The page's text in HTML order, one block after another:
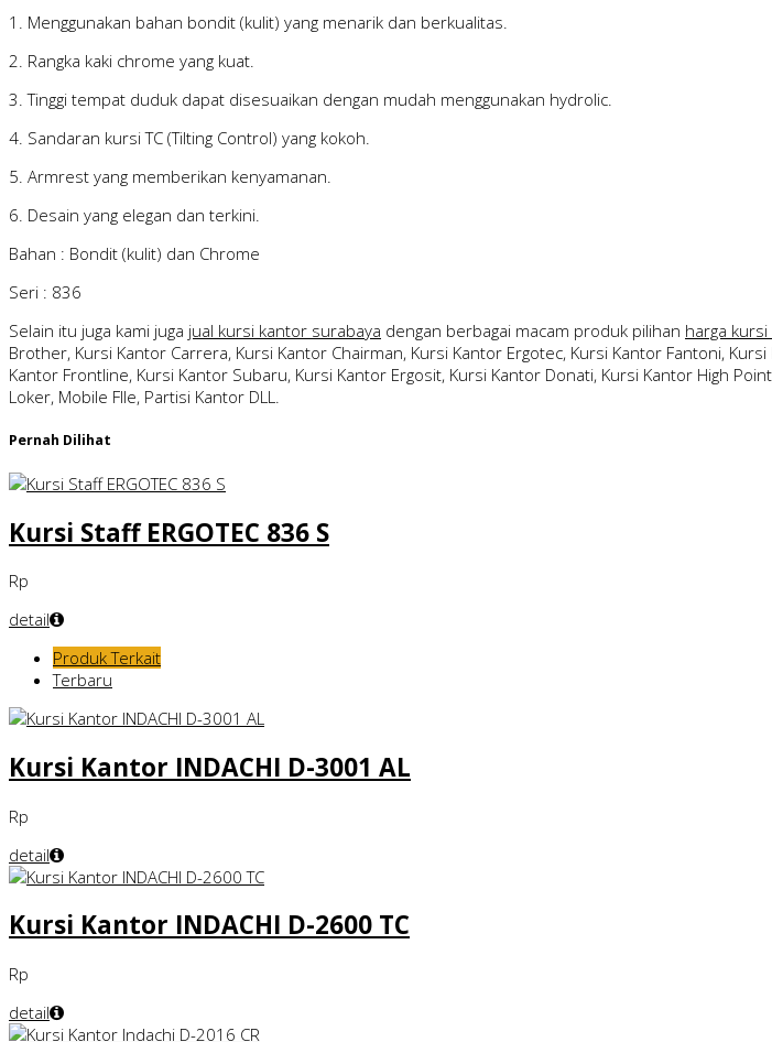
1. Menggunakan bahan bondit (kulit) yang menarik dan berkualitas.
2. Rangka kaki chrome yang kuat.
3. Tinggi tempat duduk dapat disesuaikan dengan mudah menggunakan hydrolic.
4. Sandaran kursi TC (Tilting Control) yang kokoh.
5. Armrest yang memberikan kenyamanan.
6. Desain yang elegan dan terkini.
Bahan : Bondit (kulit) dan Chrome
Seri : 836
Selain itu juga kami juga jual kursi kantor surabaya dengan berbagai macam produk pilihan harga
Brother, Kursi Kantor Carrera, Kursi Kantor Chairman, Kursi Kantor Ergotec, Kursi Kantor Fantoni,
Kantor Frontline, Kursi Kantor Subaru, Kursi Kantor Ergosit, Kursi Kantor Donati, Kursi Kantor High
Loker, Mobile FIle, Partisi Kantor DLL.
Pernah Dilihat
Kursi Staff ERGOTEC 836 S
Rp
detail
Produk Terkait
Terbaru
Kursi Kantor INDACHI D-3001 AL
Rp
detail
Kursi Kantor INDACHI D-2600 TC
Rp
detail